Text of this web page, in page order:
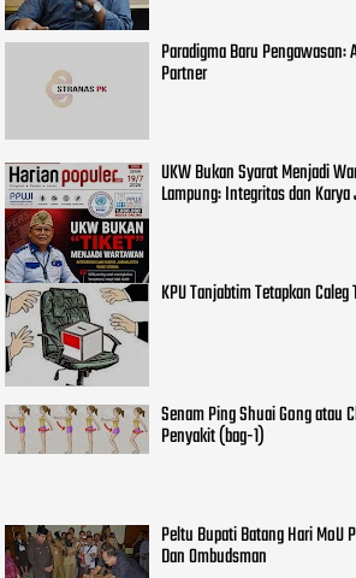
Paradigma Baru Pengawasan:
Partner
UKW Bukan Syarat Menjadi
Lampung: Integritas dan
KPU Tanjabtim Tetapkan Caleg
Senam Ping Shuai Gong atau
Penyakit (bag-1)
Peltu Bupati Batang Hari MoU
Dan Ombudsman